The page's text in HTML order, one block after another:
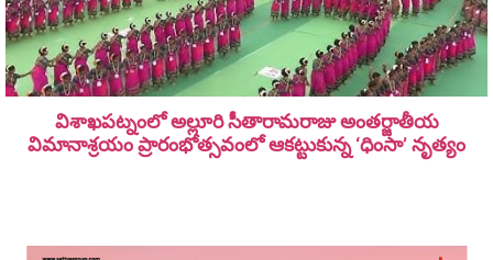
విశాఖపట్నంలో అల్లూరి సీతారామ‌రాజు అంత‌ర్జాతీయ
విమానాశ్ర‌యం ప్రారంభోత్సవంలో ఆకట్టుకున్న ‘ధింసా’ నృత్యం